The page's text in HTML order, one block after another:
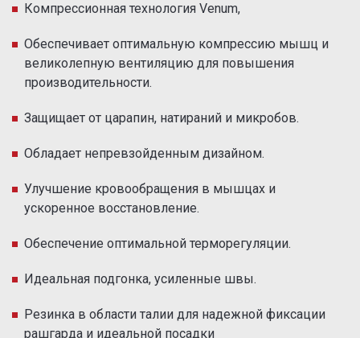
Компрессионная технология Venum,
Обеспечивает оптимальную компрессию мышц и
великолепную вентиляцию для повышения
производительности.
Защищает от царапин, натираний и микробов.
Обладает непревзойденным дизайном.
Улучшение кровообращения в мышцах и
ускоренное восстановление.
Обеспечение оптимальной терморегуляции.
Идеальная подгонка, усиленные швы.
Резинка в области талии для надежной фиксации
рашгарда и идеальной посадки